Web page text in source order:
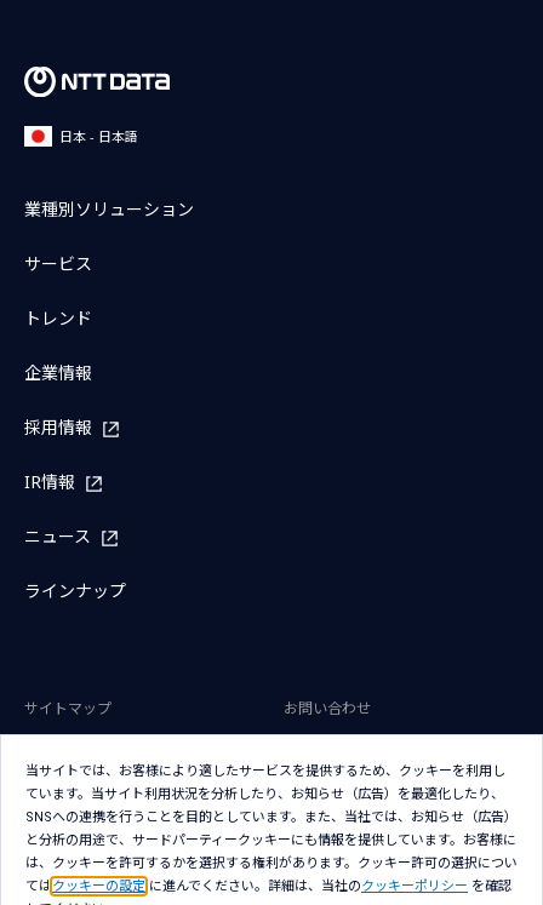
日本 - 日本語
業種別ソリューション
サービス
トレンド
企業情報
採用情報
IR情報
ニュース
ラインナップ
サイトマップ
お問い合わせ
アクセシビリティポリシー
クッキー（Cookie）ポリシー
クッキー（Cookie）プリファレン
ス
当サイトでは、お客様により適したサービスを提供するため、クッキーを利用し
ています。当サイト利用状況を分析したり、お知らせ（広告）を最適化したり、
SNSへの連携を行うことを目的としています。また、当社では、お知らせ（広告）
と分析の用途で、サードパーティークッキーにも情報を提供しています。お客様に
は、クッキーを許可するかを選択する権利があります。クッキー許可の選択につい
ては クッキーの設定 に進んでください。詳細は、当社のクッキーポリシー を確認